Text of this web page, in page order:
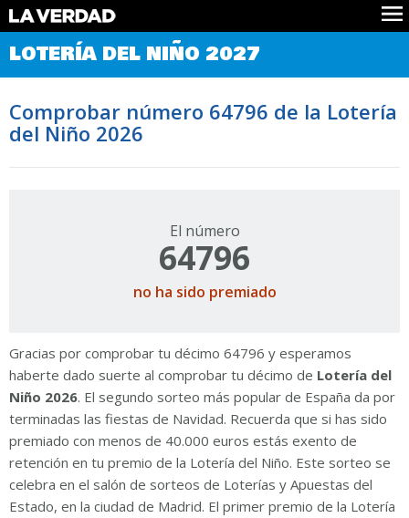
Comprobar Loteria del Niño
Premios
Noticias
Datos
Historia
LOTERÍA DEL NIÑO 2027
Comprobar número 64796 de la Lotería
del Niño 2026
El número
64796
no ha sido premiado
Gracias por comprobar tu décimo 64796 y esperamos
haberte dado suerte al comprobar tu décimo de Lotería del
Niño 2026. El segundo sorteo más popular de España da por
terminadas las fiestas de Navidad. Recuerda que si has sido
premiado con menos de 40.000 euros estás exento de
retención en tu premio de la Lotería del Niño. Este sorteo se
celebra en el salón de sorteos de Loterías y Apuestas del
Estado, en la ciudad de Madrid. El primer premio de la Lotería